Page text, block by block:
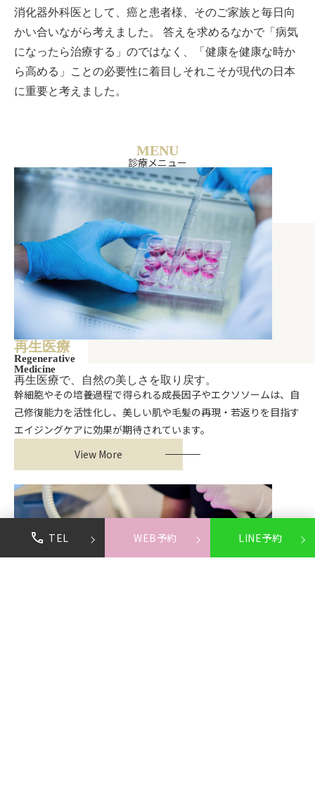
TEL WEB予約 LINE予約
消化器外科医として、癌と患者様、そのご家族と毎日向
かい合いながら考えました。 答えを求めるなかで「病気
になったら治療する」のではなく、「健康を健康な時か
ら高める」ことの必要性に着目しそれこそが現代の日本
に重要と考えました。
MENU
診療メニュー
再生医療
Regenerative
Medicine
再生医療で、自然の美しさを取り戻す。
幹細胞やその培養過程で得られる成長因子やエクソソームは、自
己修復能力を活性化し、美しい肌や毛髪の再現・若返りを目指す
エイジングケアに効果が期待されています。
View More